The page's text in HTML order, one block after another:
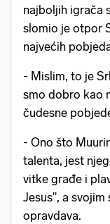
najboljih igrača
slomio je otpor
najvećih
- Mislim, to je
smo dobro kao
čudesne
- Ono što
talenta, jest
vitke građe i
Jesus", a
opravdava.